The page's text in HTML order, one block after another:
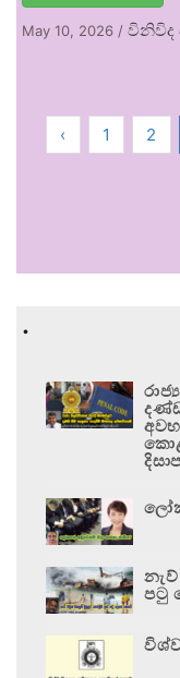
May 10, 2026 / විනිවිද
‹ 1 2
.
පටු